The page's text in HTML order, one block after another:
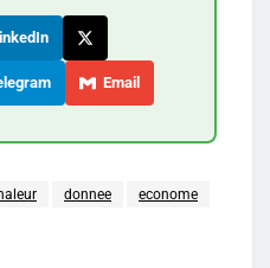
Email
donnee econome